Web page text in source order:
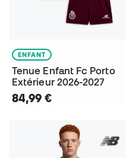
ENFANT
Tenue Enfant Fc Porto
Extérieur 2026-2027
84,99 €